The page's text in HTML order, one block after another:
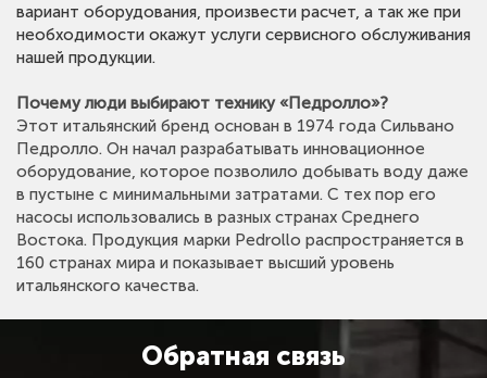
вариант оборудования, произвести расчет, а так же при
необходимости окажут услуги сервисного обслуживания
нашей продукции.
Почему люди выбирают технику «Педролло»?
Этот итальянский бренд основан в 1974 года Сильвано
Педролло. Он начал разрабатывать инновационное
оборудование, которое позволило добывать воду даже
в пустыне с минимальными затратами. С тех пор его
насосы использовались в разных странах Среднего
Востока. Продукция марки Pedrollo распространяется в
160 странах мира и показывает высший уровень
итальянского качества.
Деятельность нашей компании охватывает всю
территорию Российской Федерации. Действуя по
четко продуманной системе, и мировой сети
территории нашей страны.
Благодаря доступной ценовой политике, надежной и
долговечной работе, удобству и простоте в
эксплуатации, насосы Pedrollo (Педролло) заслужили
признание на международном рынке, а компания
Pedrollo стала одной из ведущих производителей
социальные цели, Итальянская компания внесла
большой вклад в жизнь многих людей по всему миру.
Обратная связь